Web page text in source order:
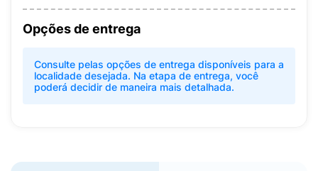
Opções de entrega
Consulte pelas opções de entrega disponíveis para a
localidade desejada. Na etapa de entrega, você
poderá decidir de maneira mais detalhada.